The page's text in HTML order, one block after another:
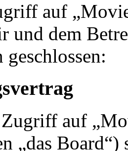
auf
und dem
geschlossen:
auf
„das